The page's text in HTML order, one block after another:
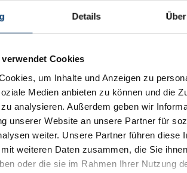
Details
verwendet Cookies
um Inhalte und Anzeigen zu
Medien anbieten zu können und die
analysieren. Außerdem geben wir
unserer Website an unsere Partner für
weiter. Unsere Partner führen diese
weiteren Daten zusammen, die Sie ihnen
oder die sie im Rahmen Ihrer Nutzung
von Feuer- und Rauchschutztüren, zum
mit Gegensprechanlagen oder
besonderen Vorteile des Lucky Strike Effekts
wo Anforderungen an kontrollierten
Komfort untrennbar zusammengehören.
für Planung und Einbau
Gehäuse ermöglicht der Fire 448
Einbau (DIN-L/DIN-R) und
Planungs- und Montagearbeit deutlich.